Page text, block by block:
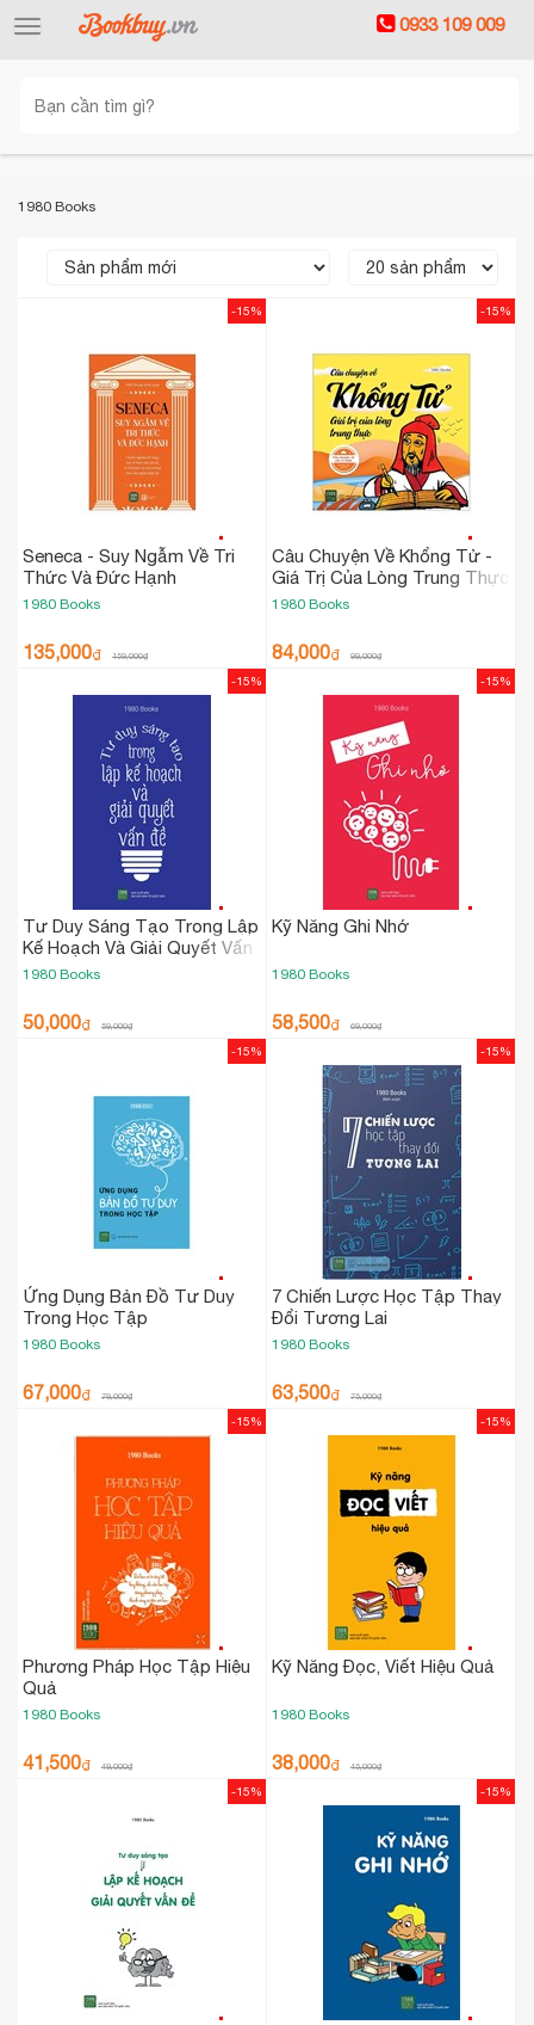
Toggle
0933 109 009
1980 Books
Seneca - Suy Ngẫm Về Tri
Thức Và Đức Hạnh
1980 Books
135,000₫ 159,000₫
-15%
Câu Chuyện Về Khổng Tử -
Giá Trị Của Lòng Trung Thực
1980 Books
84,000₫ 99,000₫
-15%
Tư Duy Sáng Tạo Trong Lập
Kế Hoạch Và Giải Quyết Vấn
Đề
1980 Books
50,000₫ 59,000₫
-15%
Kỹ Năng Ghi Nhớ
1980 Books
58,500₫ 69,000₫
-15%
Ứng Dụng Bản Đồ Tư Duy
Trong Học Tập
1980 Books
67,000₫ 79,000₫
-15%
7 Chiến Lược Học Tập Thay
Đổi Tương Lai
1980 Books
63,500₫ 75,000₫
-15%
Phương Pháp Học Tập Hiệu
Quả
1980 Books
41,500₫ 49,000₫
-15%
Kỹ Năng Đọc, Viết Hiệu Quả
1980 Books
38,000₫ 45,000₫
-15%
-15% -15%